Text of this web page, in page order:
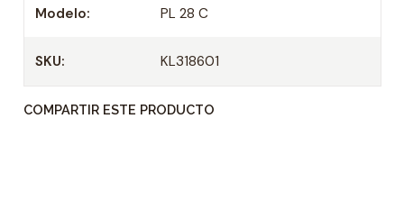
Modelo: PL 28 C
SKU: KL318601
COMPARTIR ESTE PRODUCTO